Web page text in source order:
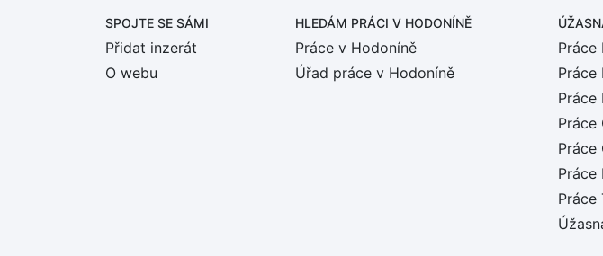
SPOJTE SE SÁMI
Přidat inzerát
O webu
HLEDÁM PRÁCI V HODONÍNĚ
Práce v Hodoníně
Úřad práce v Hodoníně
Práce
Práce
Práce
Práce
Práce
Práce
Práce